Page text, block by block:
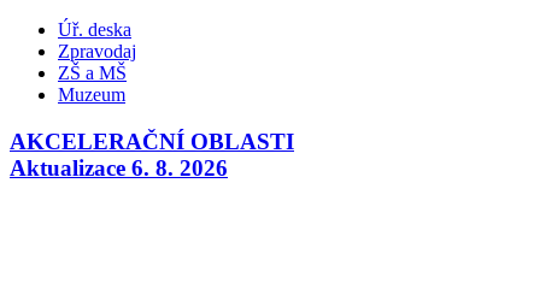
Úř. deska
Zpravodaj
ZŠ a MŠ
Muzeum
AKCELERAČNÍ OBLASTI
Aktualizace 6. 8. 2026